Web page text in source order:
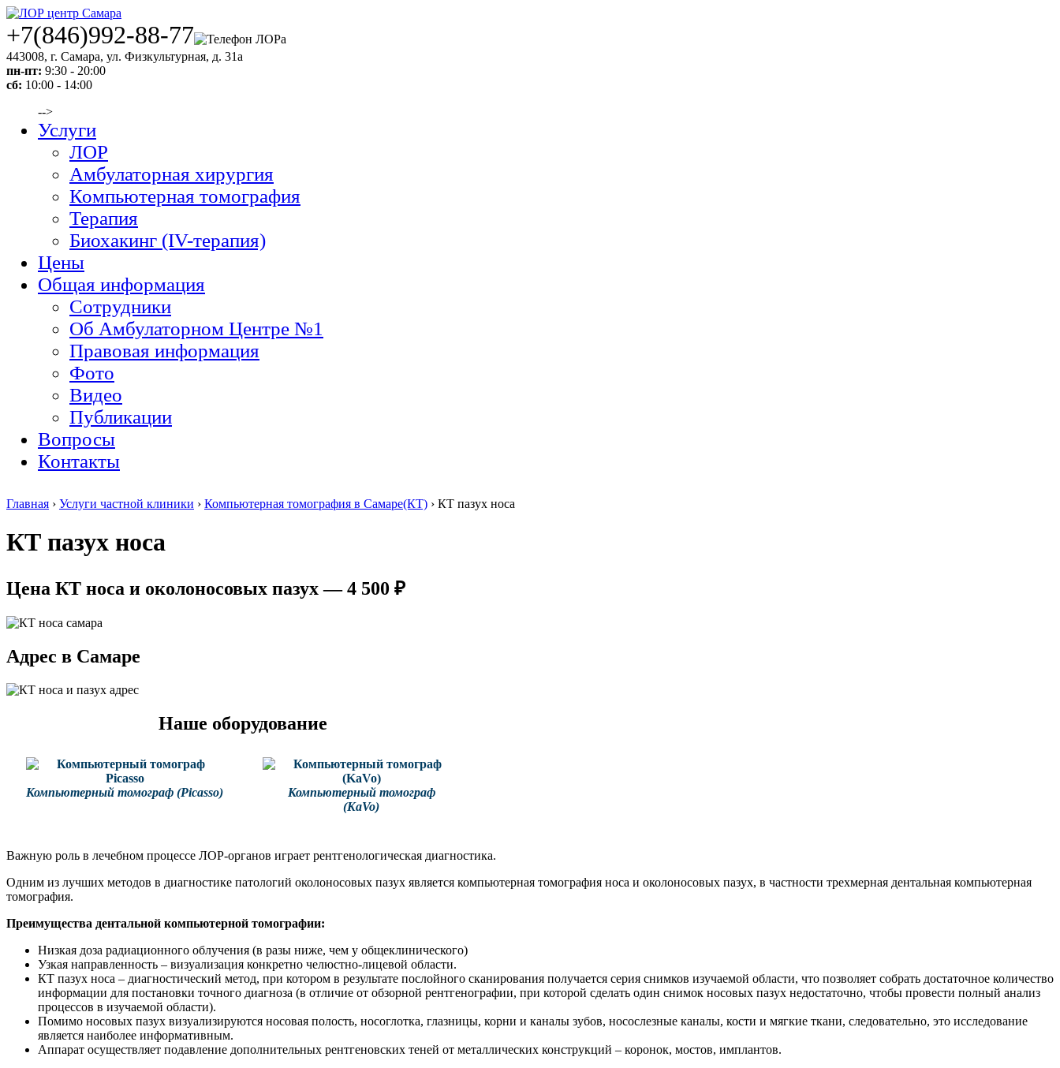
+7(846)992-88-77
443008, г. Самара, ул. Физкультурная, д. 31а
пн-пт: 9:30 - 20:00
сб: 10:00 - 14:00
-->
Услуги
ЛОР
Амбулаторная хирургия
Компьютерная томография
Терапия
Биохакинг (IV-терапия)
Цены
Общая информация
Сотрудники
Об Амбулаторном Центре №1
Правовая информация
Фото
Видео
Публикации
Вопросы
Контакты
Главная › Услуги частной клиники › Компьютерная томография в Самаре(КТ) › КТ пазух носа
КТ пазух носа
Цена КТ носа и околоносовых пазух — 4 500 ₽
Адрес в Самаре
Наше оборудование
Компьютерный томограф (Picasso)
Компьютерный томограф
(KaVo)
Важную роль в лечебном процессе ЛОР-органов играет рентгенологическая диагностика.
Одним из лучших методов в диагностике патологий околоносовых пазух является компьютерная томография носа и околоносовых пазух, в частности трехмерная дентальная компьютерная
томография.
Преимущества дентальной компьютерной томографии:
Низкая доза радиационного облучения (в разы ниже, чем у общеклинического)
Узкая направленность – визуализация конкретно челюстно-лицевой области.
КТ пазух носа – диагностический метод, при котором в результате послойного сканирования получается серия снимков изучаемой области, что позволяет собрать достаточное количество
информации для постановки точного диагноза (в отличие от обзорной рентгенографии, при которой сделать один снимок носовых пазух недостаточно, чтобы провести полный анализ
процессов в изучаемой области).
Помимо носовых пазух визуализируются носовая полость, носоглотка, глазницы, корни и каналы зубов, носослезные каналы, кости и мягкие ткани, следовательно, это исследование
является наиболее информативным.
Аппарат осуществляет подавление дополнительных рентгеновских теней от металлических конструкций – коронок, мостов, имплантов.